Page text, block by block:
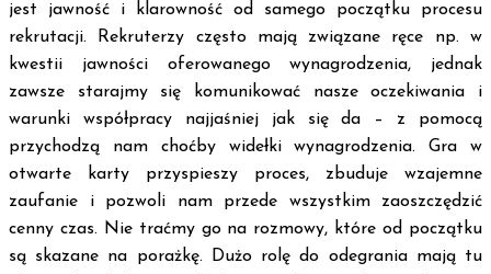
jest jawność i klarowność od samego początku procesu
rekrutacji. Rekruterzy często mają związane ręce np. w
kwestii jawności oferowanego wynagrodzenia, jednak
zawsze starajmy się komunikować nasze oczekiwania i
warunki współpracy najjaśniej jak się da – z pomocą
przychodzą nam choćby widełki wynagrodzenia. Gra w
otwarte karty przyspieszy proces, zbuduje wzajemne
zaufanie i pozwoli nam przede wszystkim zaoszczędzić
cenny czas. Nie traćmy go na rozmowy, które od początku
są skazane na porażkę. Dużo rolę do odegrania mają tu